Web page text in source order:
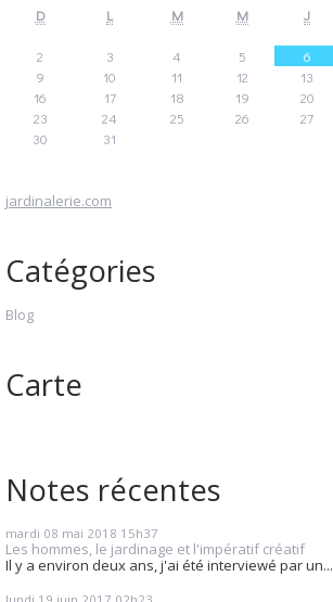
D L M M J
2
3 4 5 6
9
10 11 12 13
16
17 18 19 20
23
24 25 26 27
30
31
jardinalerie.com
Catégories
Blog
Carte
Notes récentes
mardi 08 mai 2018 15h37
Les hommes, le jardinage et l'impératif créatif
Il y a environ deux ans, j'ai été interviewé par un...